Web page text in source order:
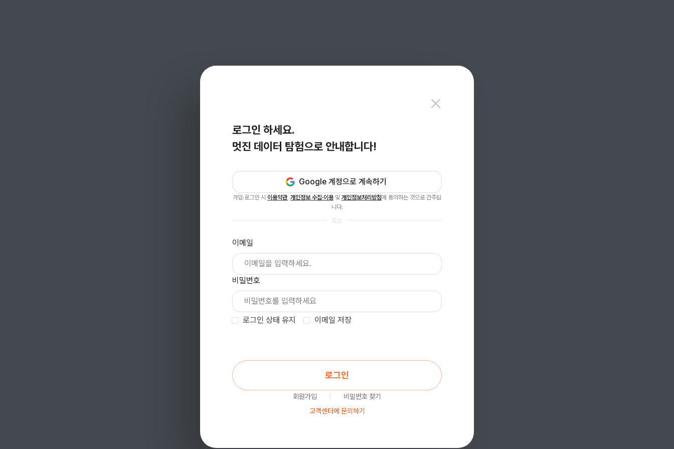
로그인 하세요.
멋진 데이터 탐험으로 안내합니다!
Google 계정으로 계속하기
가입·로그인 시 이용약관, 개인정보 수집·이용및 개인정보처리방침에 동의하는 것으로 간주됩
니다.
또는
이메일
비밀번호
로그인 상태 유지 이메일 저장
로그인
회원가입
비밀번호 찾기
고객센터에 문의하기